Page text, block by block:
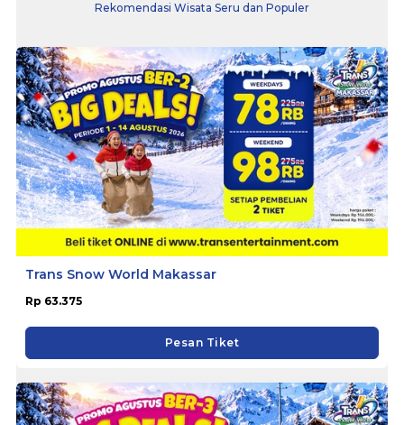
Rekomendasi Wisata Seru dan Populer
Trans Snow World Makassar
Rp 63.375
Pesan Tiket